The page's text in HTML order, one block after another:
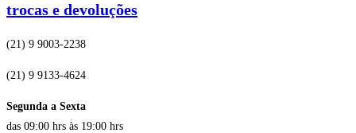
trocas e devoluções
(21) 9 9003-2238
(21) 9 9133-4624
Segunda a Sexta
das 09:00 hrs às 19:00 hrs